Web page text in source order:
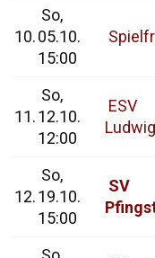
10.
So,
05.10.
15:00
11.
So,
12.10.
12:00
ESV
12.
So,
19.10.
15:00
SV